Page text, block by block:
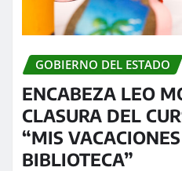
GOBIERNO DEL ESTADO
ENCABEZA LEO
CLASURA DEL
“MIS
BIBLIOTECA”